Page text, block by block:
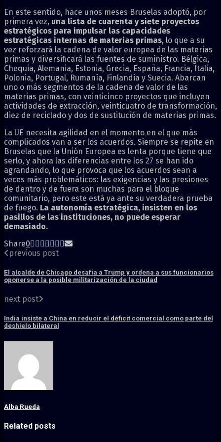
En este sentido, hace unos meses Bruselas adoptó, por
primera vez, una lista de cuarenta y siete proyectos
estratégicos para impulsar las capacidades
estratégicas internas de materias primas, lo que a su
vez reforzará la cadena de valor europea de las materias
primas y diversificará las fuentes de suministro. Bélgica,
Chequia, Alemania, Estonia, Grecia, España, Francia, Italia,
Polonia, Portugal, Rumanía, Finlandia y Suecia. Abarcan
uno o más segmentos de la cadena de valor de las
materias primas, con veinticinco proyectos que incluyen
actividades de extracción, veinticuatro de transformación,
diez de reciclado y dos de sustitución de materias primas.
La UE necesita agilidad en el momento en el que más
complicados van a ser los acuerdos. Siempre se repite en
Bruselas que la Unión Europea es lenta porque tiene que
serlo, y ahora las diferencias entre los 27 se han ido
agrandando, lo que provoca que los acuerdos sean a
veces más problemáticos: las exigencias y las presiones
de dentro y de fuera son muchas para el bloque
comunitario, pero este está ya ante su verdadera prueba
de fuego. La autonomía estratégica, insisten en los
pasillos de las instituciones, no puede esperar
demasiado.
Share0
previous post
El alcalde de Chicago desafía a Trump y ordena a sus funcionarios
oponerse a la posible militarización de la ciudad
next post
India insiste a China en reducir el déficit comercial como parte del
deshielo bilateral
Alba Rueda
Related posts